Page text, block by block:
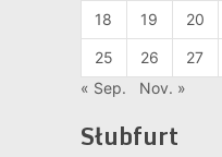
18 19 20
25 26 27
« Sep.
Nov. »
Słubfurt